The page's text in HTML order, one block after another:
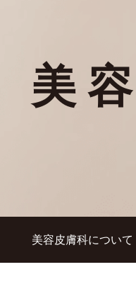
美
美容皮膚科について